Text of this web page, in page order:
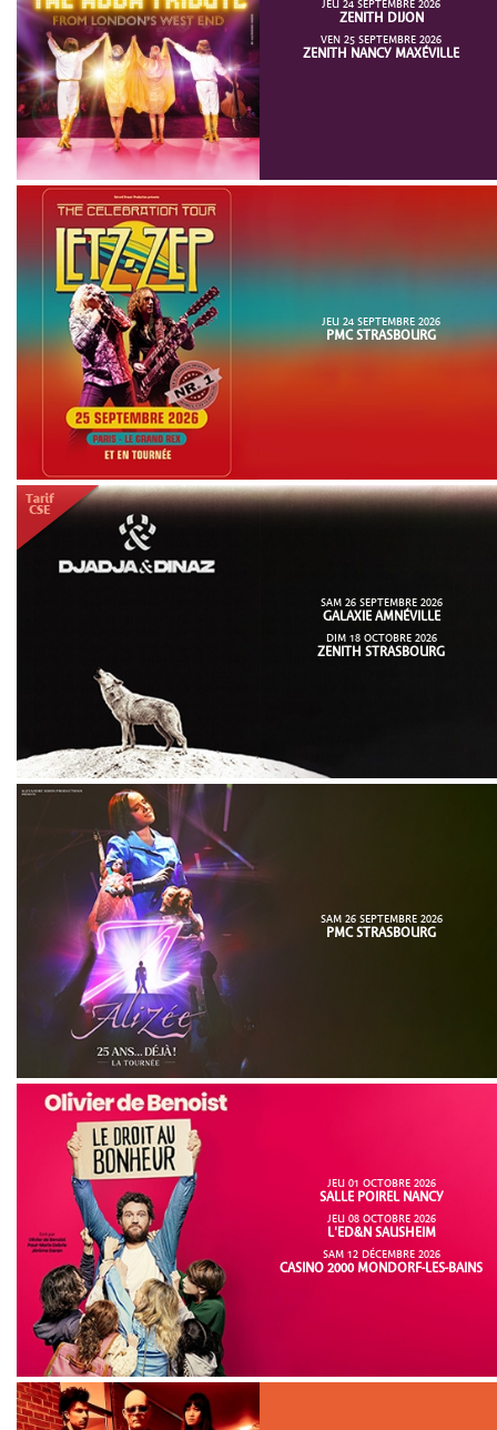
JEU 24 SEPTEMBRE 2026
ZENITH DIJON
VEN 25 SEPTEMBRE 2026
ZENITH NANCY MAXÉVILLE
JEU 24 SEPTEMBRE 2026
PMC STRASBOURG
SAM 26 SEPTEMBRE 2026
GALAXIE AMNÉVILLE
DIM 18 OCTOBRE 2026
ZENITH STRASBOURG
SAM 26 SEPTEMBRE 2026
PMC STRASBOURG
JEU 01 OCTOBRE 2026
SALLE POIREL NANCY
JEU 08 OCTOBRE 2026
L'ED&N SAUSHEIM
SAM 12 DÉCEMBRE 2026
CASINO 2000 MONDORF-LES-BAINS